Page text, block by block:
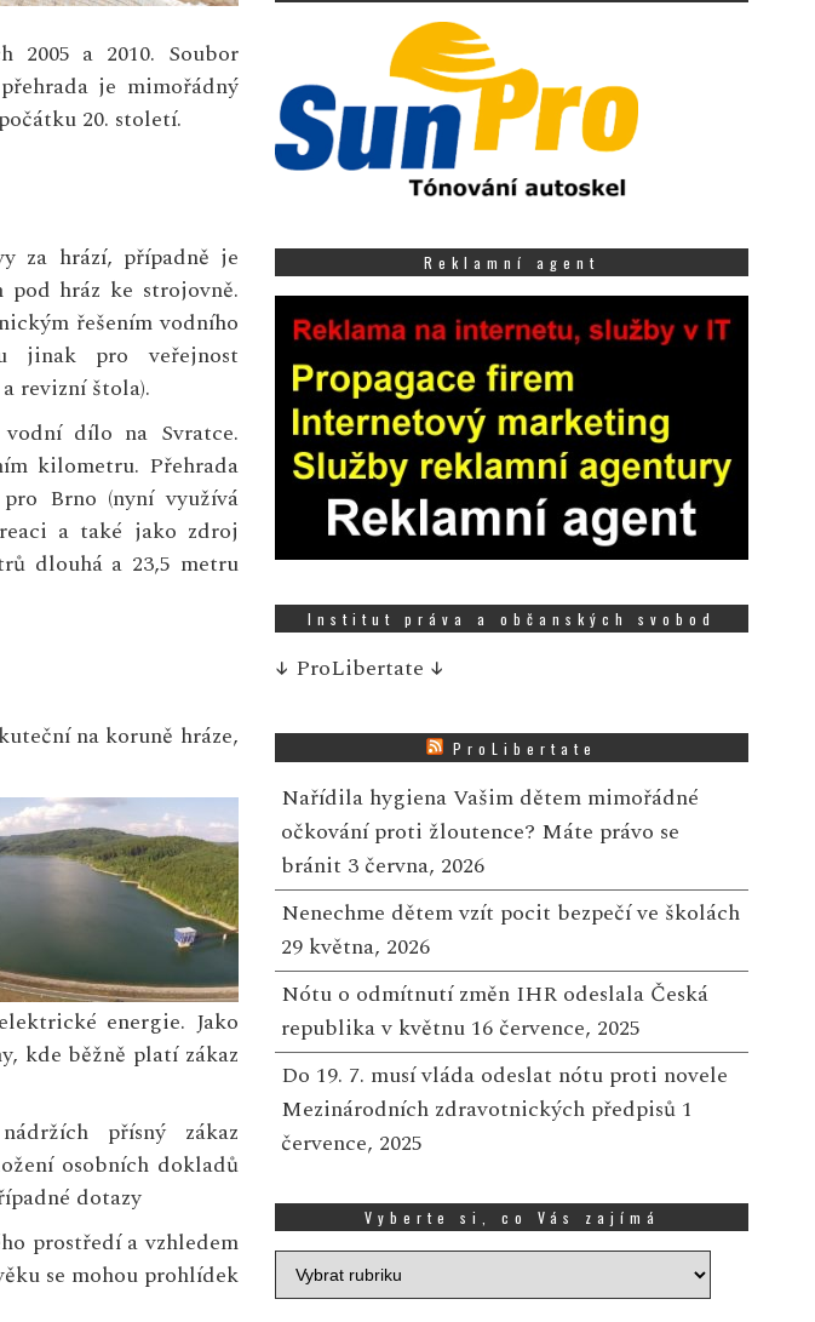
2005 a 2010. Soubor
je mimořádný
20. století.
za hrází, případně je
hráz ke strojovně.
řešením vodního
jinak pro veřejnost
revizní štola).
dílo na Svratce.
kilometru. Přehrada
Brno (nyní využívá
a také jako zdroj
dlouhá a 23,5 metru
na koruně hráze,
energie. Jako
kde běžně platí zákaz
přísný zákaz
osobních dokladů
dotazy
prostředí a vzhledem
se mohou prohlídek
Reklamní agent
Institut práva a občanských svobod
↓ ProLibertate ↓
ProLibertate
Nařídila hygiena Vašim dětem mimořádné
očkování proti žloutence? Máte právo se
bránit 3 června, 2026
Nenechme dětem vzít pocit bezpečí ve školách
29 května, 2026
Nótu o odmítnutí změn IHR odeslala Česká
republika v květnu 16 července, 2025
Do 19. 7. musí vláda odeslat nótu proti novele
Mezinárodních zdravotnických předpisů 1
července, 2025
Vyberte si, co Vás zajímá
Vyberte
si,